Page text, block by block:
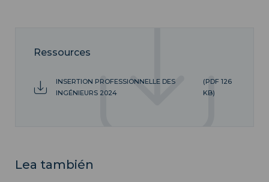
Ressources
INSERTION PROFESSIONNELLE DES
INGÉNIEURS 2024
(PDF 126
KB)
Lea también